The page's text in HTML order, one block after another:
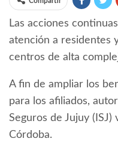
Las acciones
atención a residentes
centros de alta
A fin de ampliar los
para los afiliados,
Seguros de Jujuy
Córdoba.